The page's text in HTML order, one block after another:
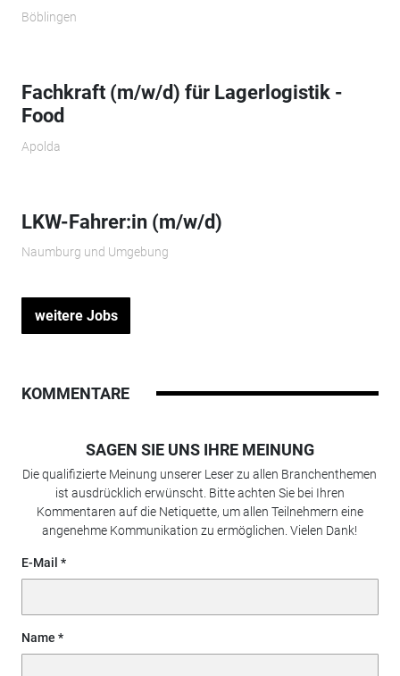
Böblingen
Fachkraft (m/w/d) für Lagerlogistik -
Food
Apolda
LKW-Fahrer:in (m/w/d)
Naumburg und Umgebung
weitere Jobs
KOMMENTARE
SAGEN SIE UNS IHRE MEINUNG
Die qualifizierte Meinung unserer Leser zu allen Branchenthemen
ist ausdrücklich erwünscht. Bitte achten Sie bei Ihren
Kommentaren auf die Netiquette, um allen Teilnehmern eine
angenehme Kommunikation zu ermöglichen. Vielen Dank!
E-Mail
Name